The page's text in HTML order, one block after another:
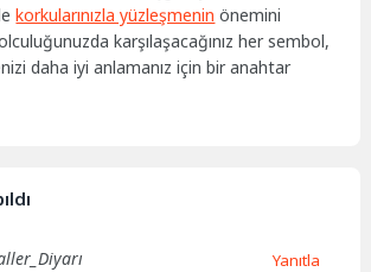
korkularınızla yüzleşmenin önemini
karşılaşacağınız her sembol,
daha iyi anlamanız için bir anahtar
Yanıtla